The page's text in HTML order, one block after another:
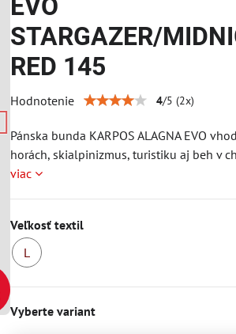
EVO
STARGAZER/
RED 145
Hodnotenie 4/5 (2x)
Pánska bunda KARPOS ALAGNA EVO
horách, skialpinizmus, turistiku aj beh v
viac
Veľkosť textil
L
Vyberte variant